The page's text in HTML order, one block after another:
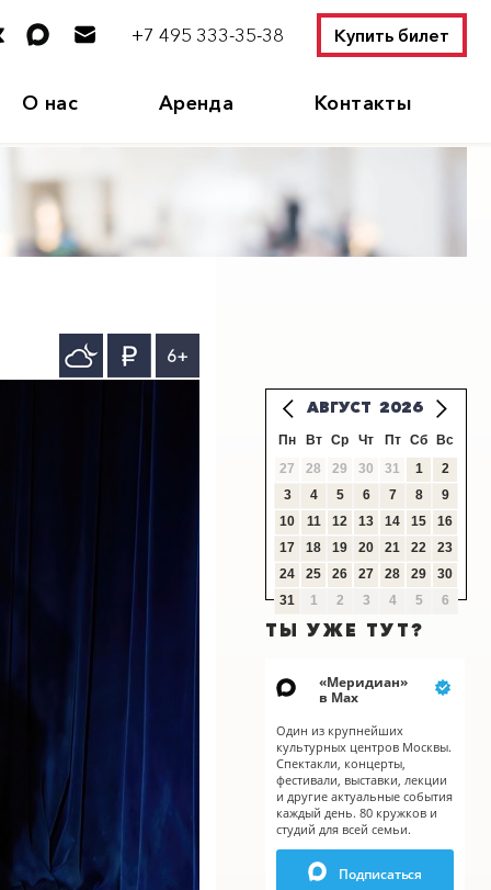
+7 495 333-35-38 Купить билет
О нас Аренда Контакты
6+
АВГУСТ 2026
Пн Вт Ср Чт Пт Сб
Вс
27
28 29 30 31 1
2
3
4 5 6 7 8
9
10
11 12 13 14 15
16
17
18 19 20 21 22
23
24
25 26 27 28 29
30
31
1 2 3 4 5 6
ТЫ УЖЕ ТУТ?
«Меридиан»
в Мах
Один из крупнейших
культурных центров Москвы.
Спектакли, концерты,
фестивали, выставки, лекции
и другие актуальные события
каждый день. 80 кружков и
студий для всей семьи.
Подписаться